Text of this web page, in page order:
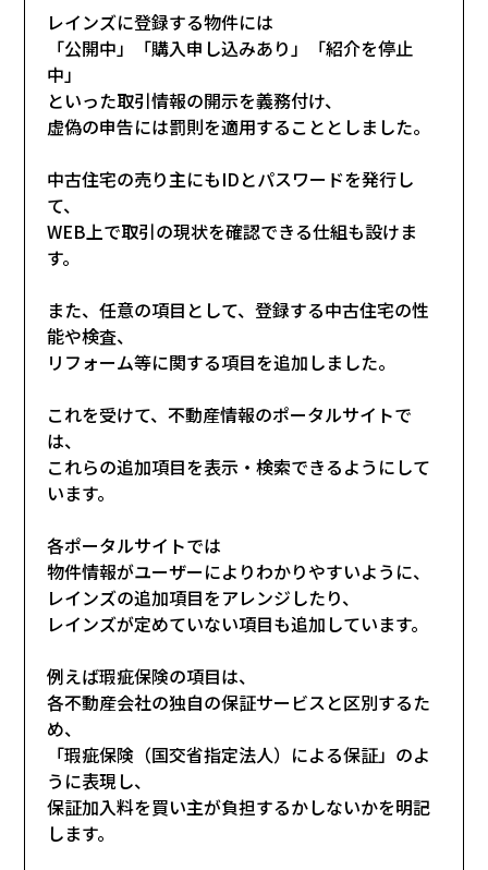
レインズに登録する物件には
「公開中」「購入申し込みあり」「紹介を停止
中」
といった取引情報の開示を義務付け、
虚偽の申告には罰則を適用することとしました。
中古住宅の売り主にもIDとパスワードを発行し
て、
WEB上で取引の現状を確認できる仕組も設けま
す。
また、任意の項目として、登録する中古住宅の性
能や検査、
リフォーム等に関する項目を追加しました。
これを受けて、不動産情報のポータルサイトで
は、
これらの追加項目を表示・検索できるようにして
います。
各ポータルサイトでは
物件情報がユーザーによりわかりやすいように、
レインズの追加項目をアレンジしたり、
レインズが定めていない項目も追加しています。
例えば瑕疵保険の項目は、
各不動産会社の独自の保証サービスと区別するた
め、
「瑕疵保険（国交省指定法人）による保証」のよ
うに表現し、
保証加入料を買い主が負担するかしないかを明記
します。